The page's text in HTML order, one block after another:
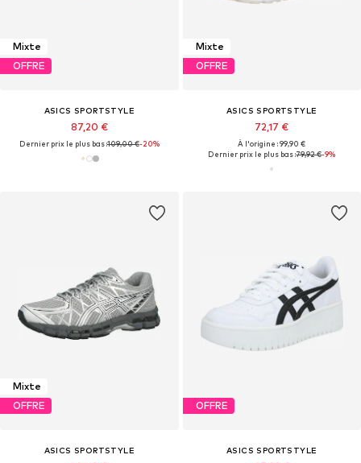
Mixte
OFFRE
ASICS SPORTSTYLE
87,20 €
Dernier prix le plus bas :109,00 €-20%
Mixte
OFFRE
ASICS SPORTSTYLE
72,17 €
À l'origine : 99,90 €
Dernier prix le plus bas :79,92 €-9%
Mixte
OFFRE
ASICS SPORTSTYLE
OFFRE
ASICS SPORTSTYLE